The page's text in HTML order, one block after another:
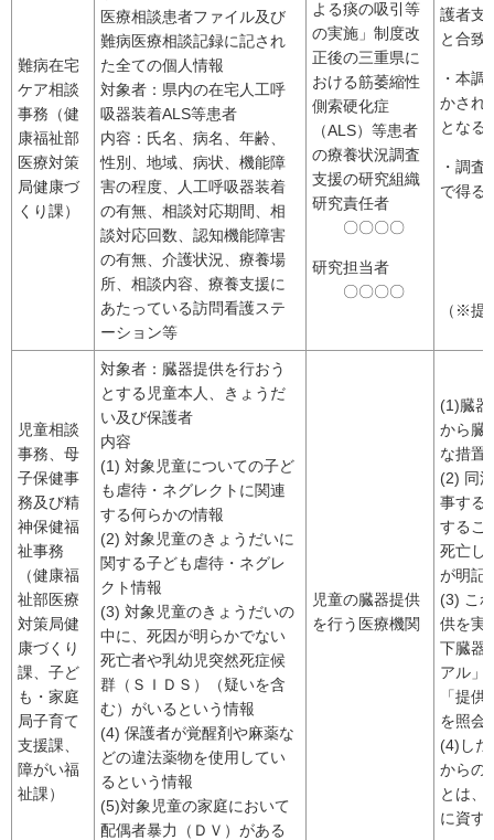
難病在宅
ケア相談
事務（健
康福祉部
医療対策
局健康づ
くり課）
医療相談患者ファイル及び
難病医療相談記録に記され
た全ての個人情報
対象者：県内の在宅人工呼
吸器装着ALS等患者
内容：氏名、病名、年齢、
性別、地域、病状、機能障
害の程度、人工呼吸器装着
の有無、相談対応期間、相
談対応回数、認知機能障害
の有無、介護状況、療養場
所、相談内容、療養支援に
あたっている訪問看護ステ
ーション等
よる痰の吸引等
の実施」制度改
正後の三重県に
おける筋萎縮性
側索硬化症
（ALS）等患者
の療養状況調査
支援の研究組織
研究責任者
〇〇〇〇
研究担当者
〇〇〇〇
護者支
と合致
・本
かされ
となる
・調
で得る
（※提
児童相談
事務、母
子保健事
務及び精
神保健福
祉事務
（健康福
祉部医療
対策局健
康づくり
課、子ど
も・家庭
局子育て
支援課、
障がい福
祉課）
対象者：臓器提供を行おう
とする児童本人、きょうだ
い及び保護者
内容
(1) 対象児童についての子ど
も虐待・ネグレクトに関連
する何らかの情報
(2) 対象児童のきょうだいに
関する子ども虐待・ネグレ
クト情報
(3) 対象児童のきょうだいの
中に、死因が明らかでない
死亡者や乳幼児突然死症候
群（ＳＩＤＳ）（疑いを含
む）がいるという情報
(4) 保護者が覚醒剤や麻薬な
どの違法薬物を使用してい
るという情報
(5)対象児童の家庭において
配偶者暴力（ＤＶ）がある
児童の臓器提供
を行う医療機関
(1)臓
から臓
な措置
(2) 同
事する
するこ
死亡し
が明記
(3) こ
供を実
下臓器
アル」
「提
を照会
(4)し
からの
とは、
に資す